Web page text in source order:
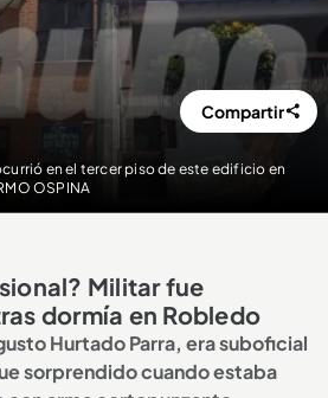
en el tercer piso de este edificio en
OSPINA
Compartir
Militar fue
dormía en Robledo
Hurtado Parra, era suboficial
sorprendido cuando estaba